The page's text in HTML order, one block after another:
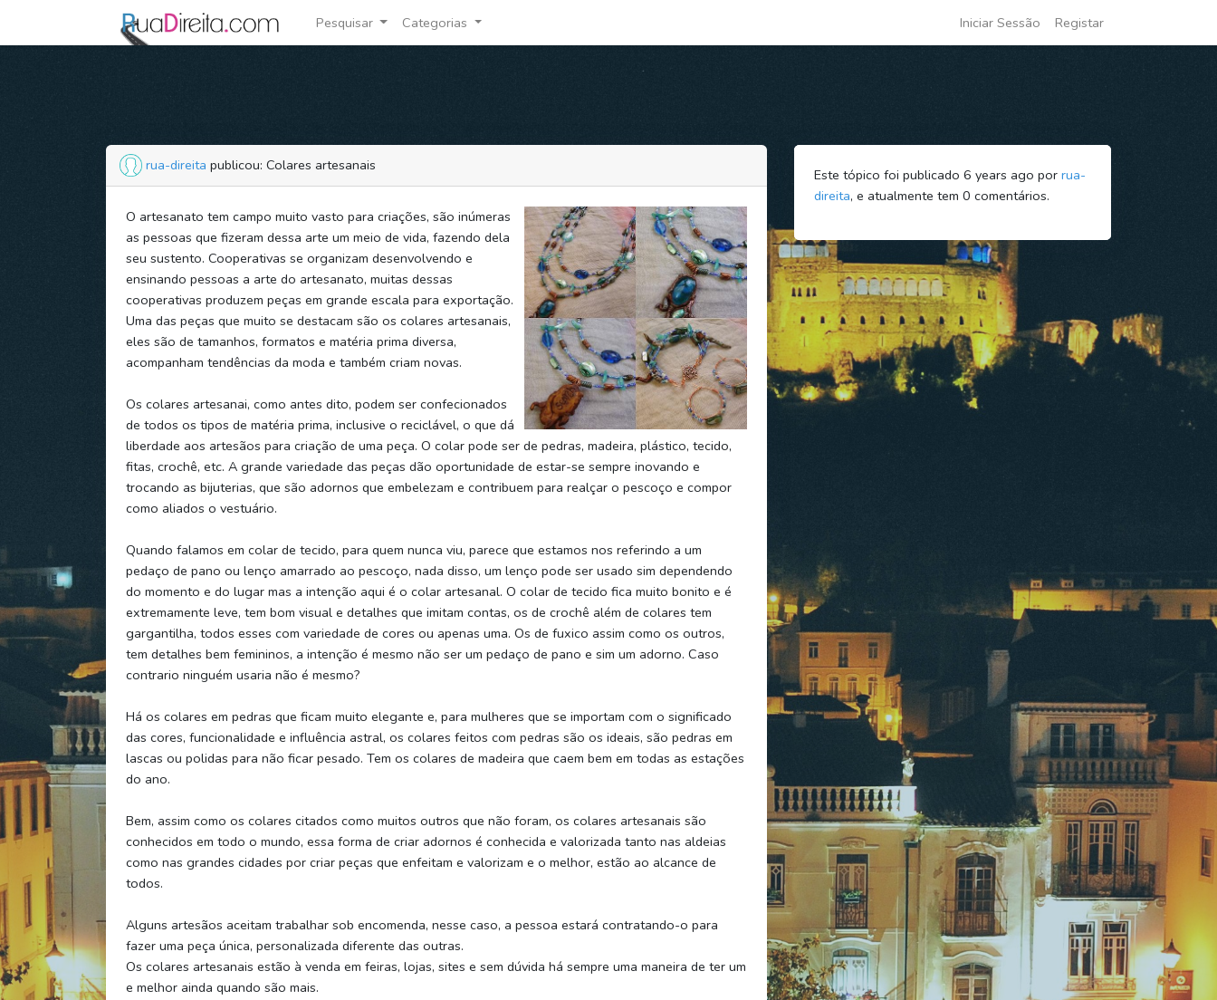
Pesquisar Categorias Iniciar Sessão Registar
rua-direita publicou: Colares artesanais
O artesanato tem campo muito vasto para criações, são inúmeras
as pessoas que fizeram dessa arte um meio de vida, fazendo dela
seu sustento. Cooperativas se organizam desenvolvendo e
ensinando pessoas a arte do artesanato, muitas dessas
cooperativas produzem peças em grande escala para exportação.
Uma das peças que muito se destacam são os colares artesanais,
eles são de tamanhos, formatos e matéria prima diversa,
acompanham tendências da moda e também criam novas.
Os colares artesanai, como antes dito, podem ser confecionados
de todos os tipos de matéria prima, inclusive o reciclável, o que dá
liberdade aos artesãos para criação de uma peça. O colar pode ser de pedras, madeira, plástico, tecido,
fitas, crochê, etc. A grande variedade das peças dão oportunidade de estar-se sempre inovando e
trocando as bijuterias, que são adornos que embelezam e contribuem para realçar o pescoço e compor
como aliados o vestuário.
Quando falamos em colar de tecido, para quem nunca viu, parece que estamos nos referindo a um
pedaço de pano ou lenço amarrado ao pescoço, nada disso, um lenço pode ser usado sim dependendo
do momento e do lugar mas a intenção aqui é o colar artesanal. O colar de tecido fica muito bonito e é
extremamente leve, tem bom visual e detalhes que imitam contas, os de crochê além de colares tem
gargantilha, todos esses com variedade de cores ou apenas uma. Os de fuxico assim como os outros,
tem detalhes bem femininos, a intenção é mesmo não ser um pedaço de pano e sim um adorno. Caso
contrario ninguém usaria não é mesmo?
Há os colares em pedras que ficam muito elegante e, para mulheres que se importam com o significado
das cores, funcionalidade e influência astral, os colares feitos com pedras são os ideais, são pedras em
lascas ou polidas para não ficar pesado. Tem os colares de madeira que caem bem em todas as estações
do ano.
Bem, assim como os colares citados como muitos outros que não foram, os colares artesanais são
conhecidos em todo o mundo, essa forma de criar adornos é conhecida e valorizada tanto nas aldeias
como nas grandes cidades por criar peças que enfeitam e valorizam e o melhor, estão ao alcance de
todos.
Alguns artesãos aceitam trabalhar sob encomenda, nesse caso, a pessoa estará contratando-o para
fazer uma peça única, personalizada diferente das outras.
Os colares artesanais estão à venda em feiras, lojas, sites e sem dúvida há sempre uma maneira de ter um
e melhor ainda quando são mais.
Este tópico foi publicado 6 years ago por rua-
direita, e atualmente tem 0 comentários.